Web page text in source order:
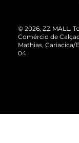
Cartão
Vendas
Compre pelo
© 2026, ZZ MALL.
Comércio de
Mathias, Cariacica/
04